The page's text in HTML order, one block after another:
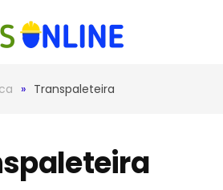
content
Transpaleteira